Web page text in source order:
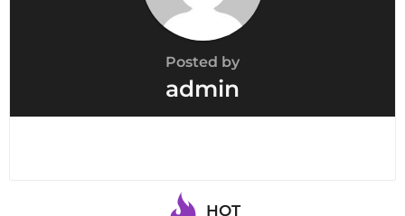
Posted by
admin
HOT